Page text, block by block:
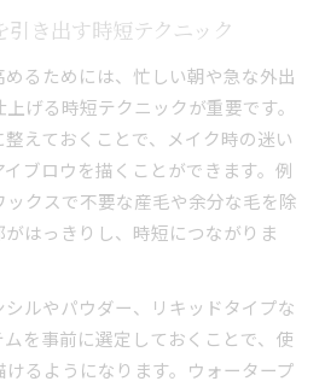
引き出す時短テクニック
るためには、忙しい朝や急な外出
げる時短テクニックが重要です。
えておくことで、メイク時の迷い
ブロウを描くことができます。例
クスで不要な産毛や余分な毛を除
はっきりし、時短につながりま
ルやパウダー、リキッドタイプな
を事前に選定しておくことで、使
るようになります。ウォータープ